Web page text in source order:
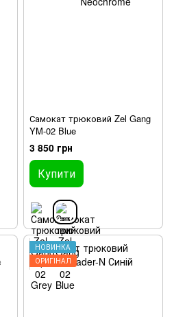
Самокат трюковий Zel Gang
YM-02 Blue
3 850 грн
Купити
НОВИНКА
ОРИГІНАЛ